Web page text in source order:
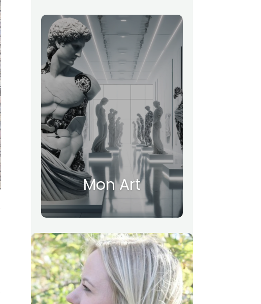
Mon Art